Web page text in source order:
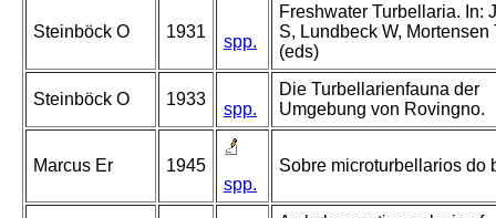
Steinböck O 1931
spp.
Freshwater Turbellaria. In:
S, Lundbeck W, Mortensen
(eds)
Steinböck O 1933
spp.
Die Turbellarienfauna der
Umgebung von Rovingno.
Marcus Er
1945
spp.
Sobre microturbellarios do